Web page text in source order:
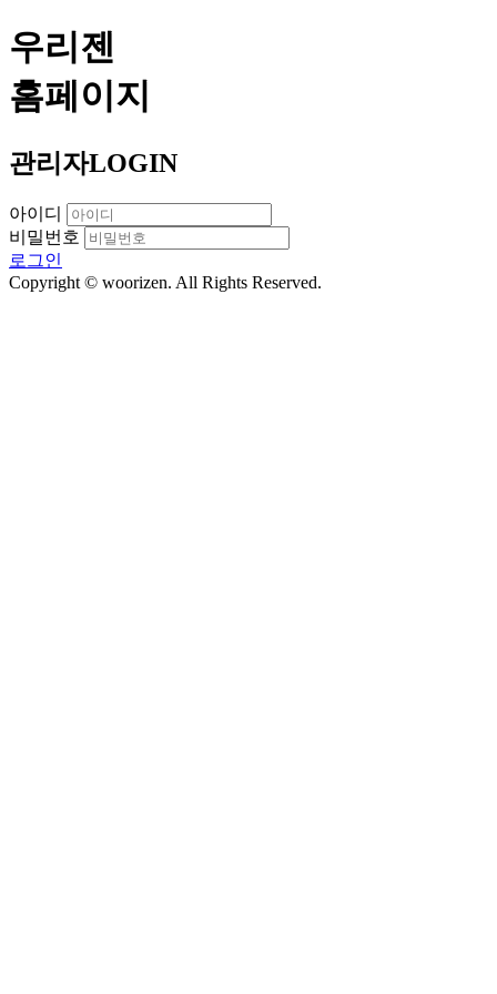
우리젠
홈페이지
관리자LOGIN
아이디
비밀번호
로그인
Copyright © woorizen. All Rights Reserved.